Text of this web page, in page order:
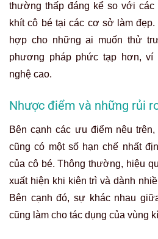
thường thấp đáng kể so với
khít cô bé tại các cơ sở làm
hợp cho những ai muốn thử
phương pháp phức tạp hơn, ví
nghệ cao.
Nhược điểm và những rủi
Bên cạnh các ưu điểm nêu
cũng có một số hạn chế nhất
của cô bé. Thông thường, hiệu
xuất hiện khi kiên trì và dành
Bên cạnh đó, sự khác nhau
cũng làm cho tác dụng của vùng